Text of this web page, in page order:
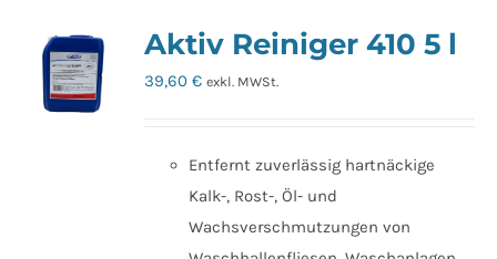
auf.
auf
der
Produktseite
Aktiv Reiniger 410 5 l
39,60€ exkl. MWSt.
Entfernt zuverlässig hartnäckige
Kalk-, Rost-, Öl- und
Wachsverschmutzungen von